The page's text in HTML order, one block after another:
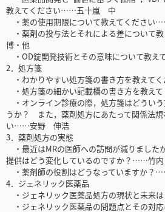
教えてください……五十嵐 中
・薬の使用期限について教えてくださ
・薬剤の投与法とそれによる差につい
博・他
・OD錠開発技術とその意味について教
2．処方箋
・わかりやすい処方箋の書き方を教えて
・処方箋の細かい記載欄の書き方を教
・オンライン診療の際，処方箋はどうい
うか？ また，薬剤処方にあたって関係法規
い……安野 伸浩
3．薬剤処方の実態
・最近はMRの医師への訪問が減りました
提供はどう変化しているのですか？……竹
・薬剤師の役割はどうなっていますか
4．ジェネリック医薬品
・ジェネリック医薬品処方の現状と未
・ジェネリック医薬品の問題点とその対